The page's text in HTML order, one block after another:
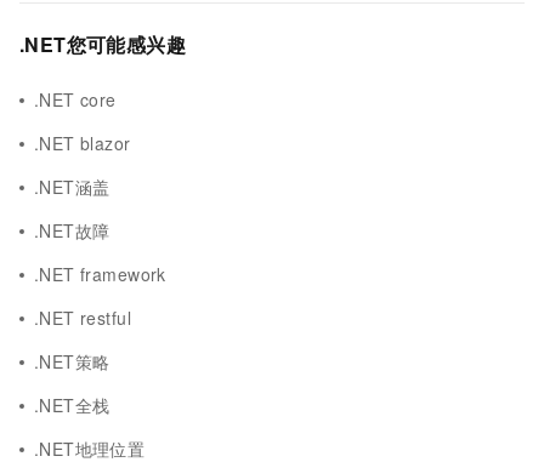
.NET您可能感兴趣
.NET core
.NET blazor
.NET涵盖
.NET故障
.NET framework
.NET restful
.NET策略
.NET全栈
.NET地理位置